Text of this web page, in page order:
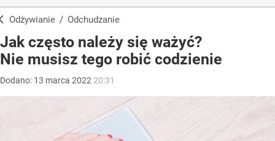
Odżywianie / Odchudzanie
Jak często należy się ważyć?
Nie musisz tego robić codzienie
Dodano: 13 marca 2022 20:31